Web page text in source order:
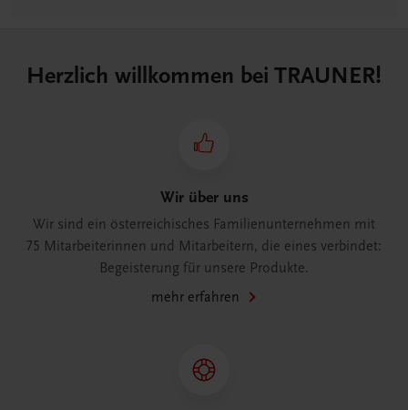
Herzlich willkommen bei TRAUNER!
Wir über uns
Wir sind ein österreichisches Familienunternehmen mit
75 Mitarbeiterinnen und Mitarbeitern, die eines verbindet:
Begeisterung für unsere Produkte.
mehr erfahren